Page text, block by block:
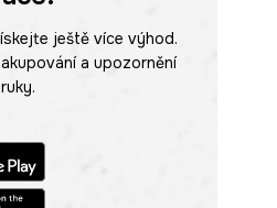
ještě více výhod.
a upozornění